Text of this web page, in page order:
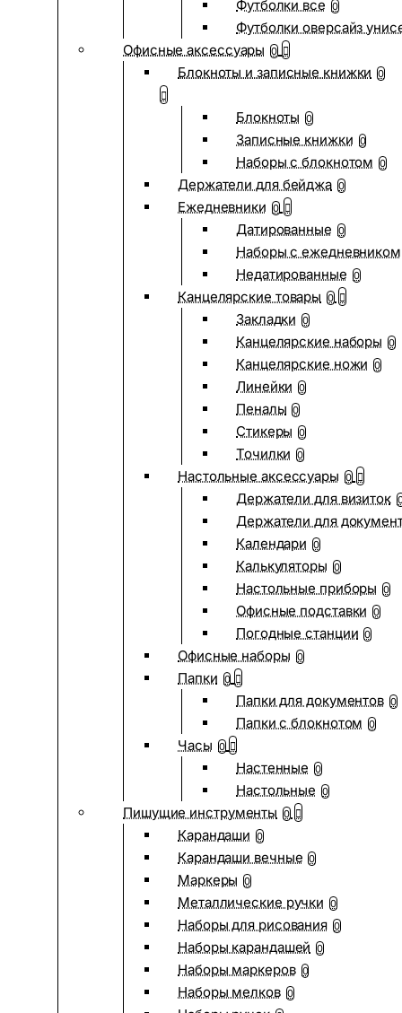
Футболки все 0
Футболки оверсайз
Офисные аксессуары 0
Блокноты и записные книжки 0
Блокноты 0
Записные книжки 0
Наборы с блокнотом 0
Держатели для бейджа 0
Ежедневники 0
Датированные 0
Наборы с ежедневником
Недатированные 0
Канцелярские товары 0
Закладки 0
Канцелярские наборы 0
Канцелярские ножи 0
Линейки 0
Пеналы 0
Стикеры 0
Точилки 0
Настольные аксессуары 0
Держатели для визиток
Держатели для
Календари 0
Калькуляторы 0
Настольные приборы 0
Офисные подставки 0
Погодные станции 0
Офисные наборы 0
Папки 0
Папки для документов 0
Папки с блокнотом 0
Часы 0
Настенные 0
Настольные 0
Пишущие инструменты 0
Карандаши 0
Карандаши вечные 0
Маркеры 0
Металлические ручки 0
Наборы для рисования 0
Наборы карандашей 0
Наборы маркеров 0
Наборы мелков 0